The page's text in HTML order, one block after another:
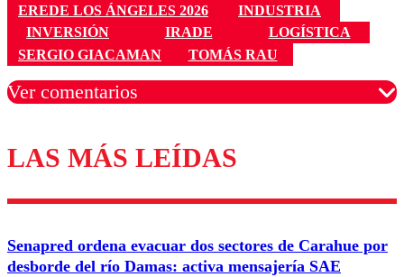
EREDE LOS ÁNGELES 2026
INDUSTRIA
INVERSIÓN
IRADE
LOGÍSTICA
SERGIO GIACAMAN
TOMÁS RAU
Ver comentarios
Los comentarios son moderados para garantizar un
diálogo respetuoso.
Nombre
Correo
LAS MÁS LEÍDAS
Senapred ordena evacuar dos sectores de Carahue por
desborde del río Damas: activa mensajería SAE